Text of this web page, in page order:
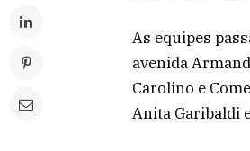
As equipes
avenida
Carolino e
Anita Garibaldi